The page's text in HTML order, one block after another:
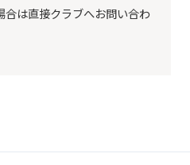
は直接クラブへお問い合わ
the